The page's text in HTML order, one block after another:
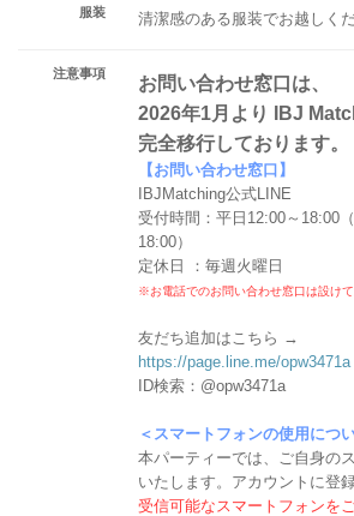
服装 清潔感のある服装でお越しくだ
注意事項
お問い合わせ窓口は、
2026年1月より IBJ
完全移行しております。
【お問い合わせ窓口】
IBJMatching公式LINE
受付時間：平日12:00～18:00
18:00）
定休日 ：毎週火曜日
※お電話でのお問い合わせ窓口は設けて
友だち追加はこちら →
https://page.line.me/opw3471a
ID検索：@opw3471a
＜スマートフォンの使用につ
本パーティーでは、ご自身の
いたします。アカウントに登
受信可能なスマートフォンを